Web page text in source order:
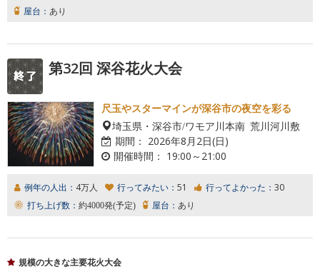
屋台： あり
第32回 深谷花火大会
尺玉やスターマインが深谷市の夜空を彩る
埼玉県・深谷市/ワモア川本南 荒川河川敷
期間： 2026年8月2日(日)
開催時間： 19:00～21:00
例年の人出： 4万人 行ってみたい： 51 行ってよかった： 30
打ち上げ数： 約4000発(予定) 屋台： あり
規模の大きな主要花火大会